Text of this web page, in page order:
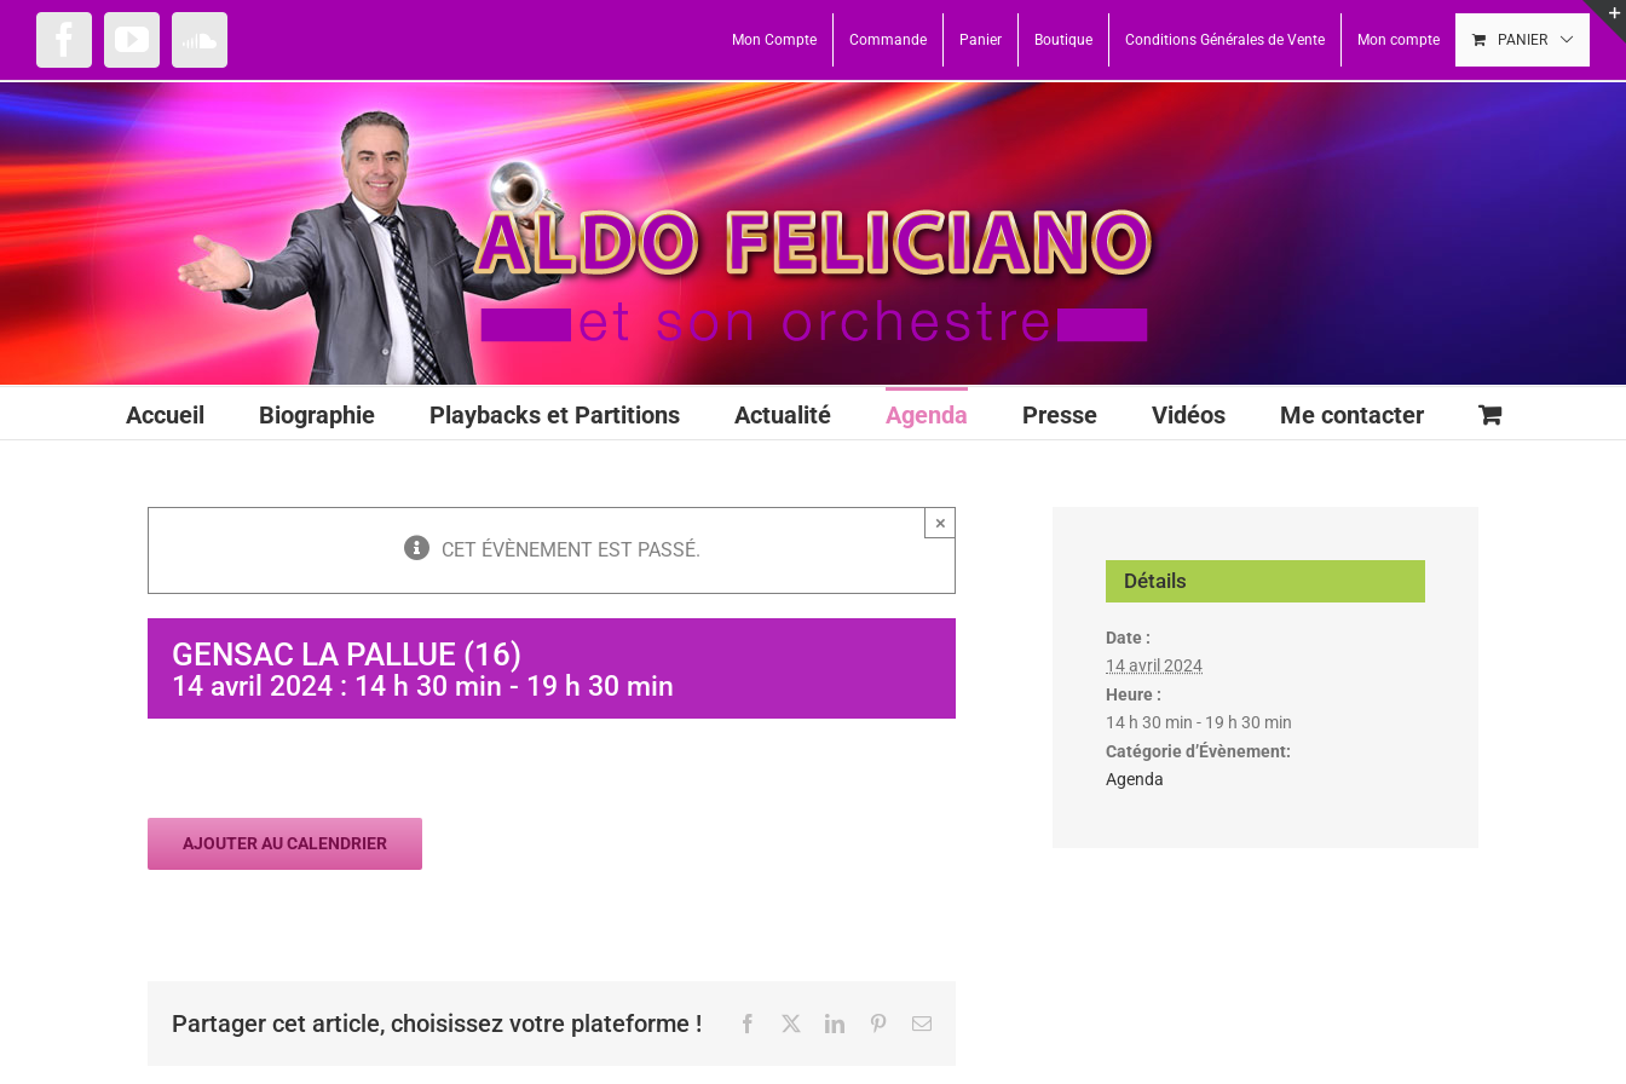
Passer
contenu
Mon Compte Commande Panier Boutique Conditions Générales de Vente Mon compte PANIER
Accueil Biographie Playbacks et Partitions Actualité Agenda Presse Vidéos Me contacter
CET ÉVÈNEMENT EST PASSÉ.
×
GENSAC LA PALLUE (16)
14 avril 2024 : 14 h 30 min - 19 h 30 min
AJOUTER AU CALENDRIER
Partager cet article, choisissez votre plateforme ! Facebook LinkedInPinterestEmail
Détails
Date :
14 avril 2024
Heure :
14 h 30 min - 19 h 30 min
Catégorie d’Évènement:
Agenda